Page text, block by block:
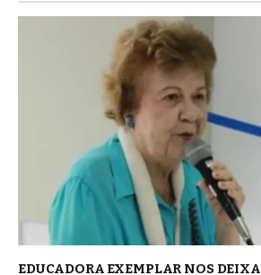
EDUCADORA EXEMPLAR NOS DEIXA